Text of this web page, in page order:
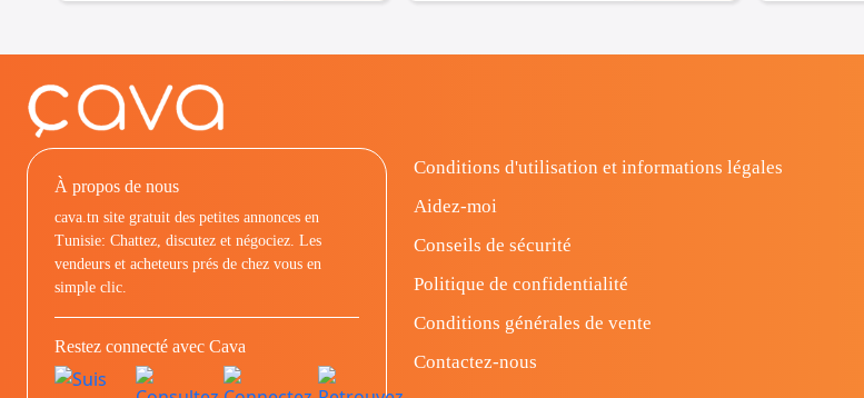
À propos de nous
cava.tn site gratuit des petites annonces en
Tunisie: Chattez, discutez et négociez. Les
vendeurs et acheteurs prés de chez vous en
simple clic.
Restez connecté avec Cava
Conditions d'utilisation et informations légales
Aidez-moi
Conseils de sécurité
Politique de confidentialité
Conditions générales de vente
Contactez-nous